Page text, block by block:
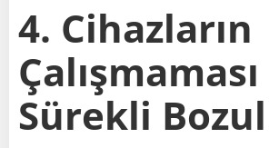
4. Cihazların
Sürekli